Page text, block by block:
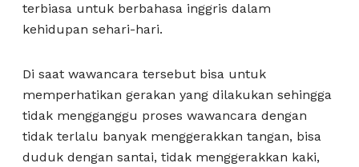
terbiasa untuk berbahasa inggris dalam
kehidupan sehari-hari.
Di saat wawancara tersebut bisa untuk
memperhatikan gerakan yang dilakukan sehingga
tidak mengganggu proses wawancara dengan
tidak terlalu banyak menggerakkan tangan, bisa
duduk dengan santai, tidak menggerakkan kaki,